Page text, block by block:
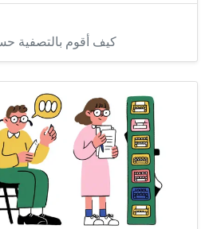
كيف أقوم بالتصفية